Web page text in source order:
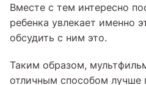
Вместе с тем интересно
ребенка увлекает именно
обсудить с ним это.
Таким образом,
отличным способом лучше